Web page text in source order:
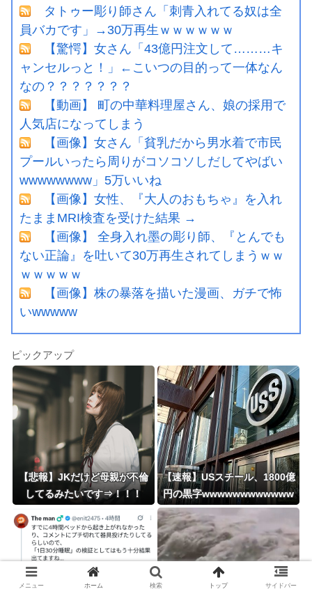
タトゥー彫り師さん「刺青入れてる奴は全
員バカです」→30万再生ｗｗｗｗｗｗ
【驚愕】女さん「43億円注文して………キ
ャンセルっと！」←こいつの目的って一体なん
なの？？？？？？？
【動画】 町の中華料理屋さん、娘の採用で
人気店になってしまう
【画像】女さん「貧乳だから男水着で市民
プールいったら周りがコソコソしだしてやばい
wwwwwwww」5万いいね
【画像】女性、『大人のおもちゃ』を入れ
たままMRI検査を受けた結果 →
【画像】 全身入れ墨の彫り師、『とんでも
ない正論』を吐いて30万再生されてしまうｗｗ
ｗｗｗｗｗ
【画像】株の暴落を描いた漫画、ガチで怖
いwwwww
ピックアップ
【悲報】JKだけど母親が不倫
してるみたいです⇒！！！
【速報】USスチール、1800億
円の黒字wwwwwwwwwwww
wwwwwwwwwwww
メニュー ホーム 検索 トップ サイドバー